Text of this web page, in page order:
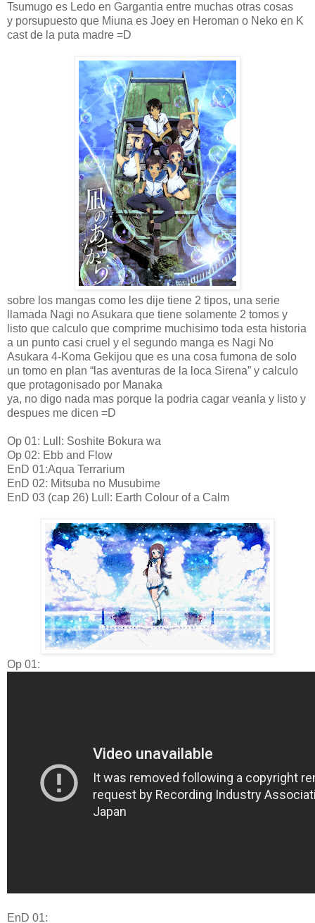
Tsumugo es Ledo en Gargantia entre muchas otras cosas
y porsupuesto que Miuna es Joey en Heroman o Neko en K
cast de la puta madre =D
sobre los mangas como les dije tiene 2 tipos, una serie
llamada Nagi no Asukara que tiene solamente 2 tomos y
listo que calculo que comprime muchisimo toda esta historia
a un punto casi cruel y el segundo manga es Nagi No
Asukara 4-Koma Gekijou que es una cosa fumona de solo
un tomo en plan “las aventuras de la loca Sirena” y calculo
que protagonisado por Manaka
ya, no digo nada mas porque la podria cagar veanla y listo y
despues me dicen =D
Op 01: Lull: Soshite Bokura wa
Op 02: Ebb and Flow
EnD 01:Aqua Terrarium
EnD 02: Mitsuba no Musubime
EnD 03 (cap 26) Lull: Earth Colour of a Calm
Op 01:
EnD 01: